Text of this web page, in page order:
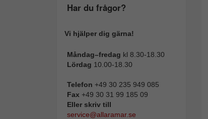
Har du frågor?
Vi hjälper dig gärna!
Måndag–fredag kl 8.30-18.30
Lördag 10.00-18.30
Telefon +49 30 235 949 085
Fax +49 30 31 99 185 09
Eller skriv till
service@allaramar.se